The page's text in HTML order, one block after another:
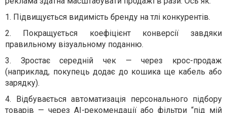
1. Підвищується видимість бренду на тлі конкурентів.
2. Покращується коефіцієнт конверсії завдяки
правильному візуальному поданню.
3. Зростає середній чек — через крос-продаж
(наприклад, покупець додає до кошика ще кабель або
зарядку).
4. Відбувається автоматизація персонального підбору
товарів — через AI-рекомендації або фільтри “під мій